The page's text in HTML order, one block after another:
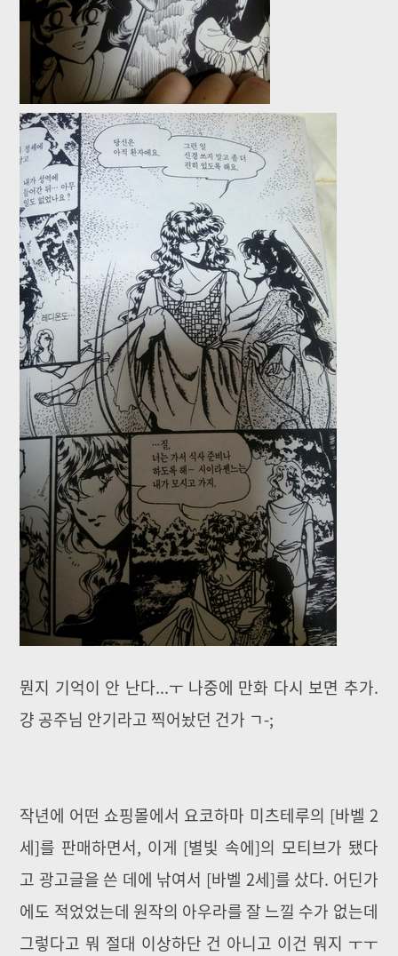
뭔지 기억이 안 난다...ㅜ 나중에 만화 다시 보면 추가.
걍 공주님 안기라고 찍어놨던 건가 ㄱ-;
작년에 어떤 쇼핑몰에서 요코하마 미츠테루의 [바벨 2
세]를 판매하면서, 이게 [별빛 속에]의 모티브가 됐다
고 광고글을 쓴 데에 낚여서 [바벨 2세]를 샀다. 어딘가
에도 적었었는데 원작의 아우라를 잘 느낄 수가 없는데
그렇다고 뭐 절대 이상하단 건 아니고 이건 뭐지 ㅜㅜ